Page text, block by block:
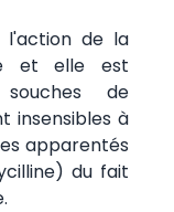
l'action de la
et elle est
de
insensibles à
apparentés
du fait